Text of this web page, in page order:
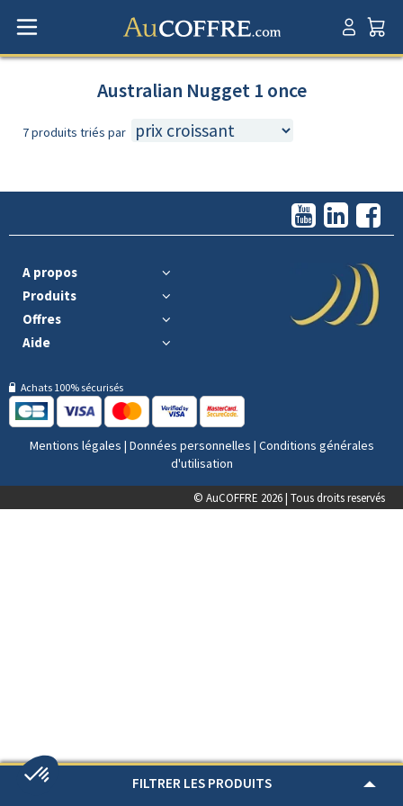
FILTRER LES PRODUITS
Australian Nugget 1 once
7 produits triés par
A propos
Produits
Offres
Aide
Achats 100% sécurisés
Mentions légales | Données personnelles | Conditions générales
d'utilisation
© AuCOFFRE 2026 | Tous droits reservés